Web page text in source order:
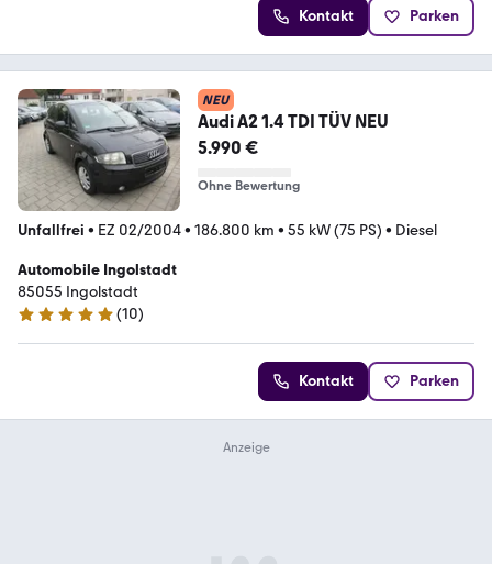
Kontakt Parken
NEU
Audi A2 1.4 TDI TÜV NEU
5.990 €
Ohne Bewertung
Unfallfrei • EZ 02/2004• 186.800 km • 55 kW (75 PS) • Diesel
Automobile Ingolstadt
85055 Ingolstadt
5 Sterne
(10)
Kontakt Parken